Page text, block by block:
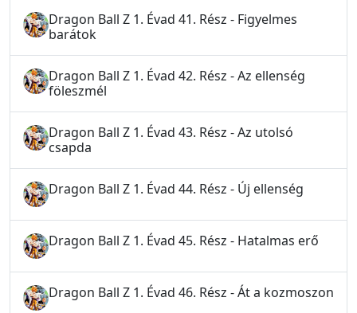
Dragon Ball Z 1. Évad 41. Rész - Figyelmes
barátok
Dragon Ball Z 1. Évad 42. Rész - Az ellenség
föleszmél
Dragon Ball Z 1. Évad 43. Rész - Az utolsó
csapda
Dragon Ball Z 1. Évad 44. Rész - Új ellenség
Dragon Ball Z 1. Évad 45. Rész - Hatalmas erő
Dragon Ball Z 1. Évad 46. Rész - Át a kozmoszon